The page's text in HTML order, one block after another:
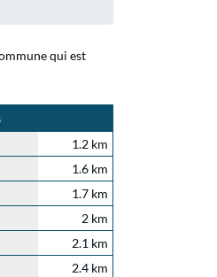
qui est
1.2 km
1.6 km
1.7 km
2 km
2.1 km
2.4 km